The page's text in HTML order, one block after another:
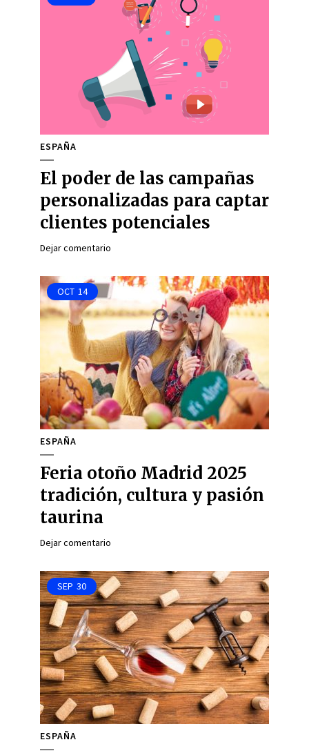
ESPAÑA
El poder de las campañas
personalizadas para captar
clientes potenciales
Dejar comentario
OCT 14
ESPAÑA
Feria otoño Madrid 2025
tradición, cultura y pasión
taurina
Dejar comentario
SEP 30
ESPAÑA